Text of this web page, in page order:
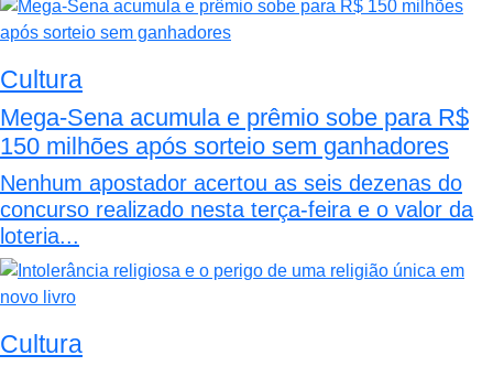
Cultura
Mega-Sena acumula e prêmio sobe para R$
150 milhões após sorteio sem ganhadores
Nenhum apostador acertou as seis dezenas do
concurso realizado nesta terça-feira e o valor da
loteria...
Cultura